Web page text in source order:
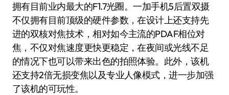
拥有目前业内最大的F1.7光圈。一加手机5后置双摄
不仅拥有目前顶级的硬件参数，在设计上还支持先
进的双核对焦技术，相对如今主流的PDAF相位对
焦，不仅对焦速度更快更稳定，在夜间或光线不足
的情况下也可以带来出色的拍照体验。此外，该机
还支持2倍无损变焦以及专业人像模式，进一步加强
了该机的可玩性。